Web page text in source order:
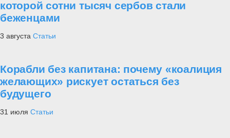
которой сотни тысяч сербов стали
беженцами
3 августа Статьи
Корабли без капитана: почему «коалиция
желающих» рискует остаться без
будущего
31 июля Статьи